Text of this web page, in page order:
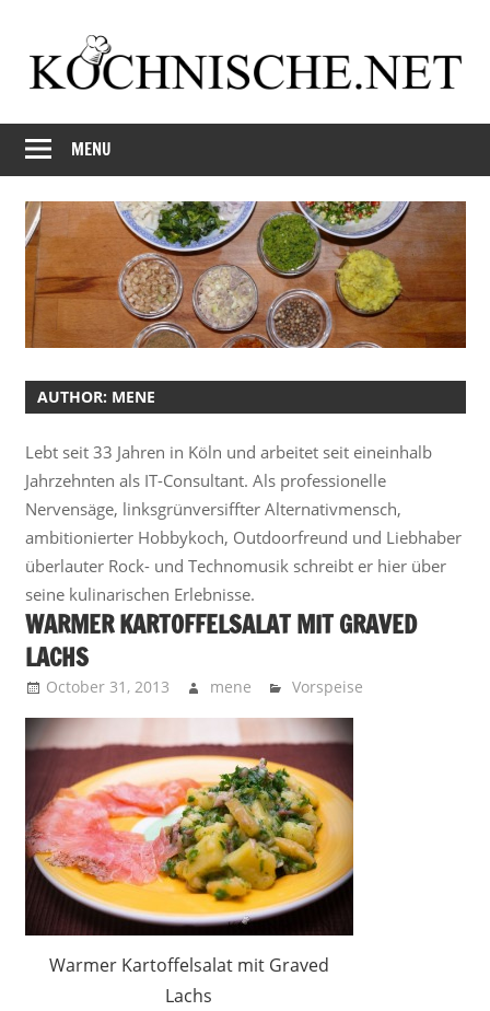
content
Kochnische.net
another
Foodblog
MENU
AUTHOR: MENE
Lebt seit 33 Jahren in Köln und arbeitet seit eineinhalb
Jahrzehnten als IT-Consultant. Als professionelle
Nervensäge, linksgrünversiffter Alternativmensch,
ambitionierter Hobbykoch, Outdoorfreund und Liebhaber
überlauter Rock- und Technomusik schreibt er hier über
seine kulinarischen Erlebnisse.
WARMER KARTOFFELSALAT MIT GRAVED
LACHS
October 31, 2013 mene Vorspeise
Warmer Kartoffelsalat mit Graved
Lachs